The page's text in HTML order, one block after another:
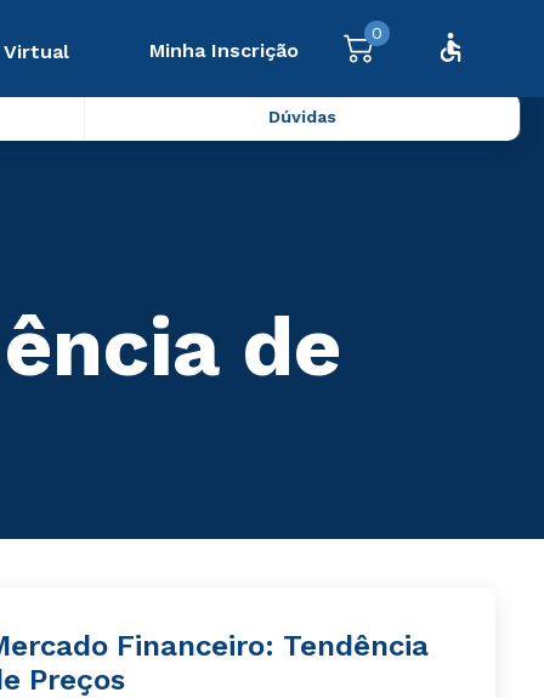
Virtual Minha Inscrição
0
Dúvidas
de
Financeiro: Tendência
Preços